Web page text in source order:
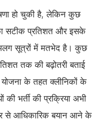
हो चुकी है, लेकिन कुछ
सटीक प्रतिशत और इसके
सूत्रों में मतभेद है। कुछ
तक की बढ़ोतरी बताई
के तहत क्लीनिकों के
भर्ती की प्रक्रिया अभी
से आधिकारिक बयान आने के